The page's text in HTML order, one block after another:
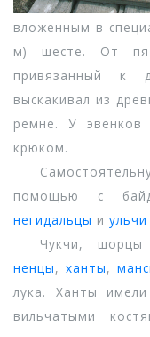
вложенным в
м) шесте. От
привязанный к
выскакивал из
ремне. У эвенков
крюком.
помощью с
негидальцы и ульчи
Чукчи, шорцы
ненцы,ханты,
лука. Ханты
вильчатыми